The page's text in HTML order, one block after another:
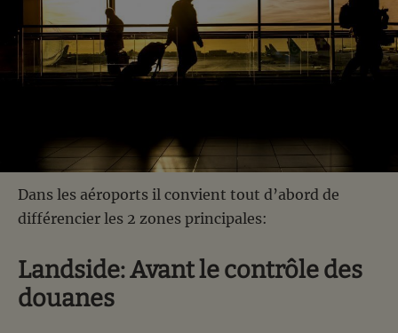
Dans les aéroports il convient tout d’abord de
différencier les 2 zones principales:
Landside: Avant le contrôle des
douanes